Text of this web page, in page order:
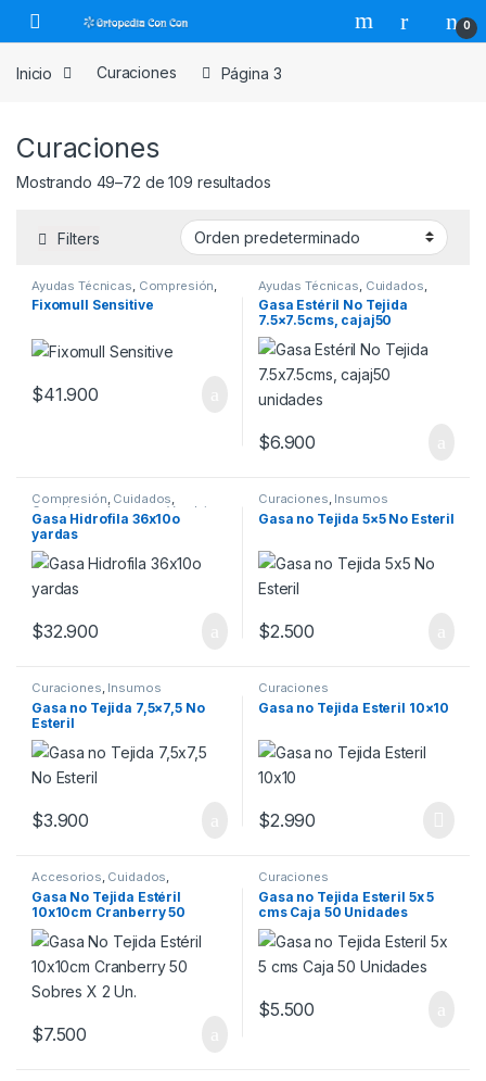
Skip to navigation
Skip to content
0
Inicio Curaciones Página 3
Curaciones
Mostrando 49–72 de 109 resultados
Filters
Ayudas Técnicas Compresión
Curaciones Insumos Ortopedia
Fixomull Sensitive
$41.900
Ayudas Técnicas Cuidados
Curaciones ,Insumos, Movilidad
Vendajes
Gasa Estéril No Tejida
7.5×7.5cms, cajaj50
unidades
$6.900
Compresión, Cuidados,
Curaciones Insumos ,Vendajes
Gasa Hidrofila 36x10o
yardas
$32.900
Curaciones, Insumos
Gasa no Tejida 5×5 No Esteril
$2.500
Curaciones, Insumos
Gasa no Tejida 7,5×7,5 No
Esteril
$3.900
Curaciones
Gasa no Tejida Esteril 10×10
$2.990
Accesorios, Cuidados,
Curaciones, Insumos,Movilidad
Ortopedia ,Vendajes
Gasa No Tejida Estéril
10x10cm Cranberry 50
Sobres X 2 Un.
$7.500
Curaciones
Gasa no Tejida Esteril 5x 5
cms Caja 50 Unidades
$5.500